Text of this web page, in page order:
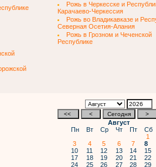
Рожь в Черкесске и
Карачаево-Черкессия
Рожь во Владикавказе и
Северная Осетия-Алания
Рожь в Грозном и Чеченской
Республике
Август
Пн
Вт Ср Чт Пт Сб
1
3
4 5 6 7 8
10
11 12 13 14 15
17
18 19 20 21 22
24
25 26 27 28 29